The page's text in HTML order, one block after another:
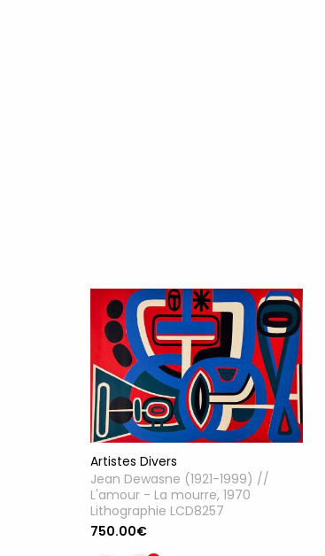
Artistes Divers
Jean Dewasne (1921-1999) //
L'amour - La mourre, 1970
Lithographie LCD8257
750.00€